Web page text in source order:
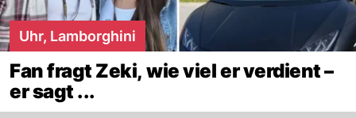
Uhr, Lamborghini
Fan fragt Zeki, wie viel er verdient –
er sagt ...